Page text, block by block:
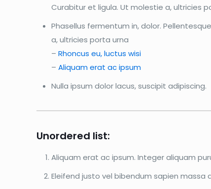
Curabitur et ligula. Ut molestie a, ultricies
Phasellus fermentum in, dolor.
a, ultricies porta urna
–Rhoncus eu, luctus wisi
–Aliquam erat ac ipsum
Nulla ipsum dolor lacus, suscipit adipiscing.
Unordered list:
Aliquam erat ac ipsum. Integer aliquam
Eleifend justo vel bibendum sapien massa